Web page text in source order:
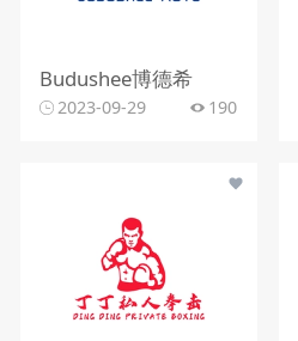
Budushee博德希
2023-09-29 190